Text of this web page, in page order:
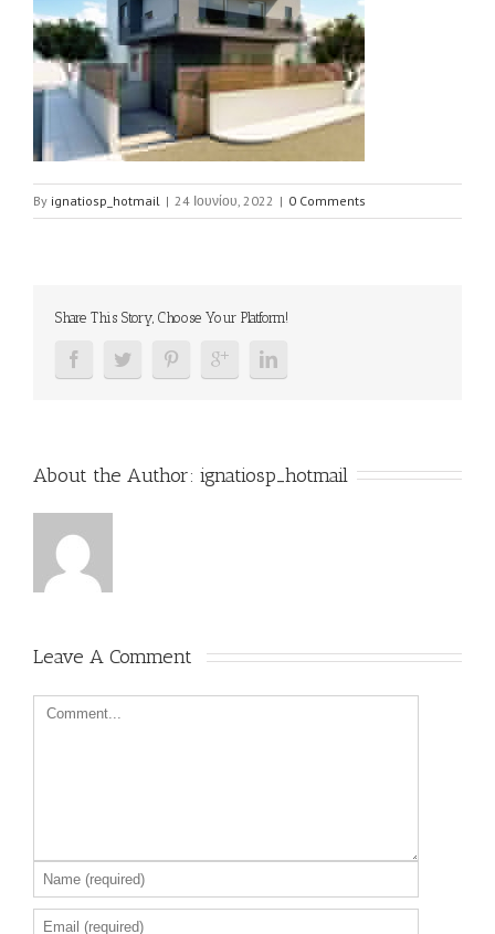
By ignatiosp_hotmail | 24 Ιουνίου, 2022 | 0 Comments
Share This Story, Choose Your Platform!
About the Author: ignatiosp_hotmail
Leave A Comment